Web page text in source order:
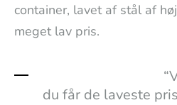
container, lavet af stål af
meget lav pris.
“Vi
du får de laveste